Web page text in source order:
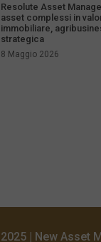
Resolute Asset
asset complessi in
immobiliare,
strategica
8 Maggio 2026
| New Asset